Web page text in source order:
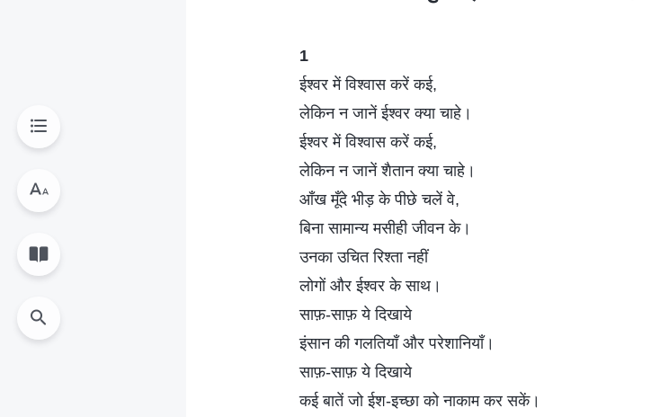
1
ईश्वर में विश्वास करें कई,
लेकिन न जानें ईश्वर क्या चाहे।
ईश्वर में विश्वास करें कई,
लेकिन न जानें शैतान क्या चाहे।
आँख मूँदे भीड़ के पीछे चलें वे,
बिना सामान्य मसीही जीवन के।
उनका उचित रिश्ता नहीं
लोगों और ईश्वर के साथ।
साफ़-साफ़ ये दिखाये
इंसान की गलतियाँ और परेशानियाँ।
साफ़-साफ़ ये दिखाये
कई बातें जो ईश-इच्छा को नाकाम कर सकें।